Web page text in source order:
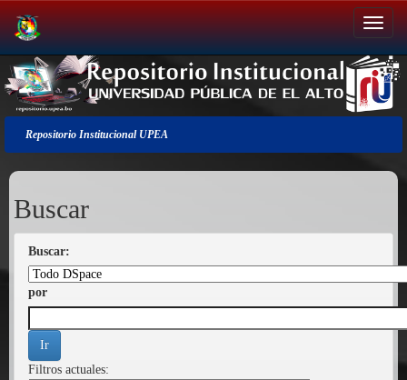
Salir
de
la
navegación
Repositorio Institucional UPEA
Buscar
Buscar:
por
Filtros actuales: